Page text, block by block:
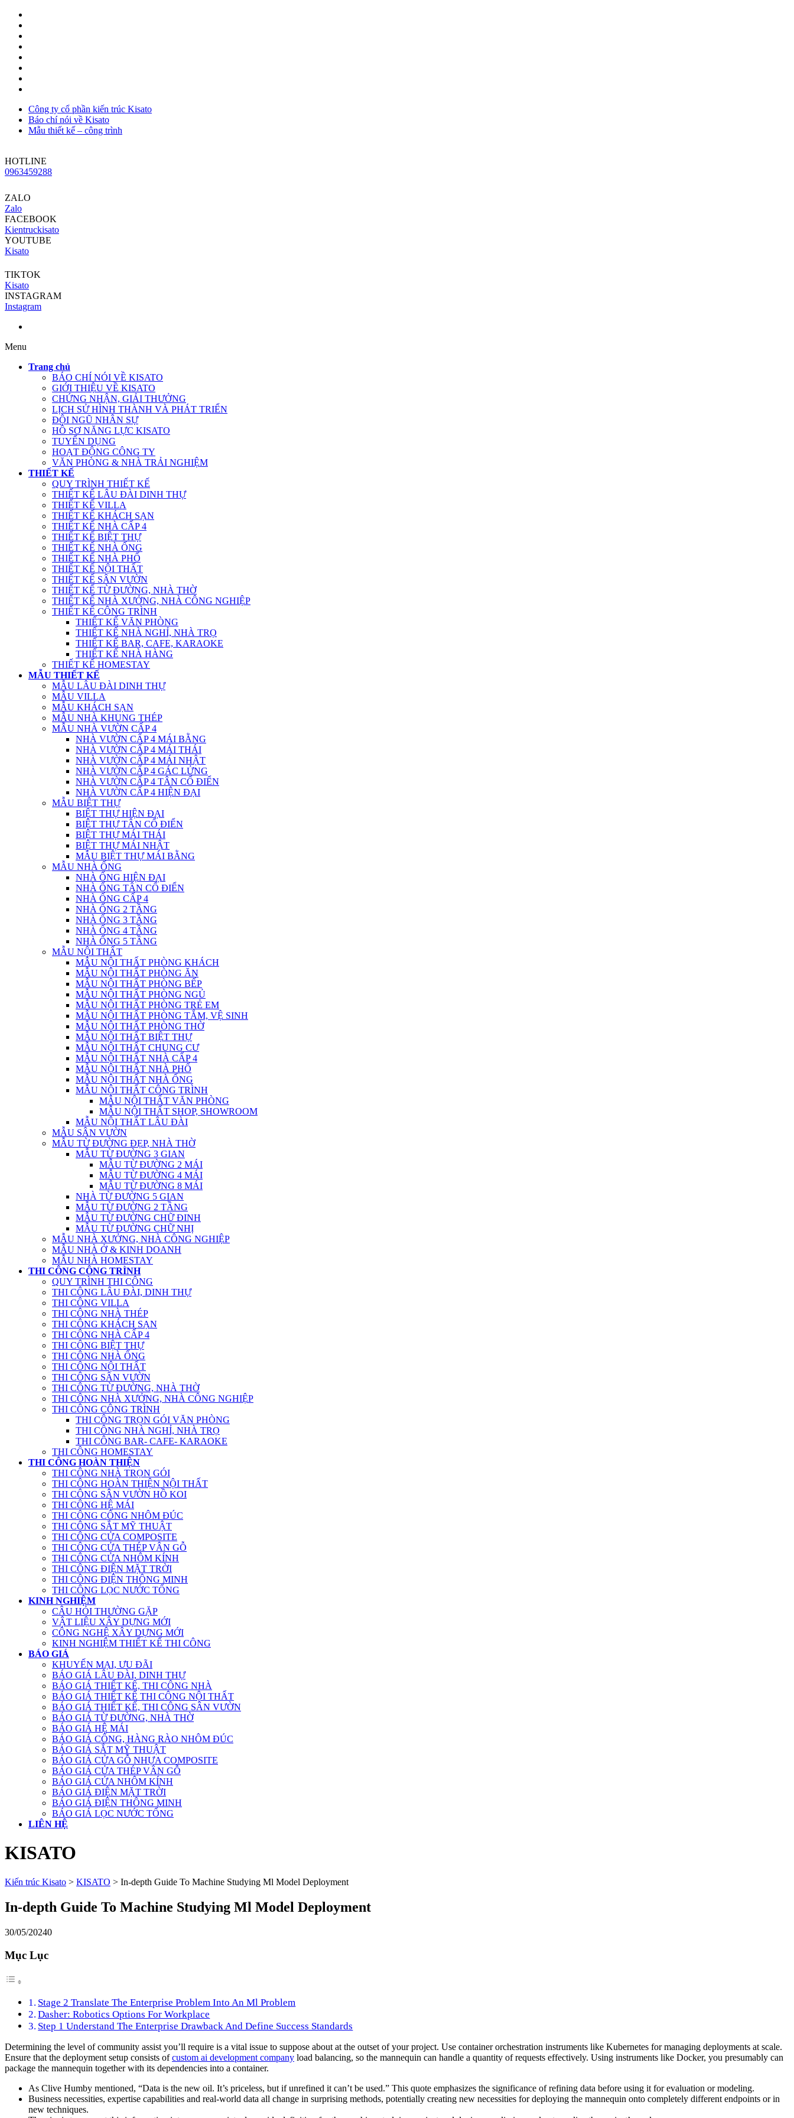
Công ty cổ phần kiến trúc Kisato
Báo chí nói về Kisato
Mẫu thiết kế – công trình
HOTLINE
0963459288
ZALO
Zalo
FACEBOOK
Kientruckisato
YOUTUBE
Kisato
TIKTOK
Kisato
INSTAGRAM
Instagram
Menu
Trang chủ
BÁO CHÍ NÓI VỀ KISATO
GIỚI THIỆU VỀ KISATO
CHỨNG NHẬN, GIẢI THƯỞNG
LỊCH SỬ HÌNH THÀNH VÀ PHÁT TRIỂN
ĐỘI NGŨ NHÂN SỰ
HỒ SƠ NĂNG LỰC KISATO
TUYỂN DỤNG
HOẠT ĐỘNG CÔNG TY
VĂN PHÒNG & NHÀ TRẢI NGHIỆM
THIẾT KẾ
QUY TRÌNH THIẾT KẾ
THIẾT KẾ LÂU ĐÀI DINH THỰ
THIẾT KẾ VILLA
THIẾT KẾ KHÁCH SẠN
THIẾT KẾ NHÀ CẤP 4
THIẾT KẾ BIỆT THỰ
THIẾT KẾ NHÀ ỐNG
THIẾT KẾ NHÀ PHỐ
THIẾT KẾ NỘI THẤT
THIẾT KẾ SÂN VƯỜN
THIẾT KẾ TỪ ĐƯỜNG, NHÀ THỜ
THIẾT KẾ NHÀ XƯỞNG, NHÀ CÔNG NGHIỆP
THIẾT KẾ CÔNG TRÌNH
THIẾT KẾ VĂN PHÒNG
THIẾT KẾ NHÀ NGHỈ, NHÀ TRỌ
THIẾT KẾ BAR, CAFE, KARAOKE
THIẾT KẾ NHÀ HÀNG
THIẾT KẾ HOMESTAY
MẪU THIẾT KẾ
MẪU LÂU ĐÀI DINH THỰ
MẪU VILLA
MẪU KHÁCH SẠN
MẪU NHÀ KHUNG THÉP
MẪU NHÀ VƯỜN CẤP 4
NHÀ VƯỜN CẤP 4 MÁI BẰNG
NHÀ VƯỜN CẤP 4 MÁI THÁI
NHÀ VƯỜN CẤP 4 MÁI NHẬT
NHÀ VƯỜN CẤP 4 GÁC LỬNG
NHÀ VƯỜN CẤP 4 TÂN CỔ ĐIỂN
NHÀ VƯỜN CẤP 4 HIỆN ĐẠI
MẪU BIỆT THỰ
BIỆT THỰ HIỆN ĐẠI
BIỆT THỰ TÂN CỔ ĐIỂN
BIỆT THỰ MÁI THÁI
BIỆT THỰ MÁI NHẬT
MẪU BIỆT THỰ MÁI BẰNG
MẪU NHÀ ỐNG
NHÀ ỐNG HIỆN ĐẠI
NHÀ ỐNG TÂN CỔ ĐIỂN
NHÀ ỐNG CẤP 4
NHÀ ỐNG 2 TẦNG
NHÀ ỐNG 3 TẦNG
NHÀ ỐNG 4 TẦNG
NHÀ ỐNG 5 TẦNG
MẪU NỘI THẤT
MẪU NỘI THẤT PHÒNG KHÁCH
MẪU NỘI THẤT PHÒNG ĂN
MẪU NỘI THẤT PHÒNG BẾP
MẪU NỘI THẤT PHÒNG NGỦ
MẪU NỘI THẤT PHÒNG TRẺ EM
MẪU NỘI THẤT PHÒNG TẮM, VỆ SINH
MẪU NỘI THẤT PHÒNG THỜ
MẪU NỘI THẤT BIỆT THỰ
MẪU NỘI THẤT CHUNG CƯ
MẪU NỘI THẤT NHÀ CẤP 4
MẪU NỘI THẤT NHÀ PHỐ
MẪU NỘI THẤT NHÀ ỐNG
MẪU NỘI THẤT CÔNG TRÌNH
MẪU NỘI THẤT VĂN PHÒNG
MẪU NỘI THẤT SHOP, SHOWROOM
MẪU NỘI THẤT LÂU ĐÀI
MẪU SÂN VƯỜN
MẪU TỪ ĐƯỜNG ĐẸP, NHÀ THỜ
MẪU TỪ ĐƯỜNG 3 GIAN
MẪU TỪ ĐƯỜNG 2 MÁI
MẪU TỪ ĐƯỜNG 4 MÁI
MẪU TỪ ĐƯỜNG 8 MÁI
NHÀ TỪ ĐƯỜNG 5 GIAN
MẪU TỪ ĐƯỜNG 2 TẦNG
MẪU TỪ ĐƯỜNG CHỮ ĐINH
MẪU TỪ ĐƯỜNG CHỮ NHỊ
MẪU NHÀ XƯỞNG, NHÀ CÔNG NGHIỆP
MẪU NHÀ Ở & KINH DOANH
MẪU NHÀ HOMESTAY
THI CÔNG CÔNG TRÌNH
QUY TRÌNH THI CÔNG
THI CÔNG LÂU ĐÀI, DINH THỰ
THI CÔNG VILLA
THI CÔNG NHÀ THÉP
THI CÔNG KHÁCH SẠN
THI CÔNG NHÀ CẤP 4
THI CÔNG BIỆT THỰ
THI CÔNG NHÀ ỐNG
THI CÔNG NỘI THẤT
THI CÔNG SÂN VƯỜN
THI CÔNG TỪ ĐƯỜNG, NHÀ THỜ
THI CÔNG NHÀ XƯỞNG, NHÀ CÔNG NGHIỆP
THI CÔNG CÔNG TRÌNH
THI CÔNG TRỌN GÓI VĂN PHÒNG
THI CÔNG NHÀ NGHỈ, NHÀ TRỌ
THI CÔNG BAR- CAFE- KARAOKE
THI CÔNG HOMESTAY
THI CÔNG HOÀN THIỆN
THI CÔNG NHÀ TRỌN GÓI
THI CÔNG HOÀN THIỆN NỘI THẤT
THI CÔNG SÂN VƯỜN HỒ KOI
THI CÔNG HỆ MÁI
THI CÔNG CỔNG NHÔM ĐÚC
THI CÔNG SẮT MỸ THUẬT
THI CÔNG CỬA COMPOSITE
THI CÔNG CỬA THÉP VÂN GỖ
THI CÔNG CỬA NHÔM KÍNH
THI CÔNG ĐIỆN MẶT TRỜI
THI CÔNG ĐIỆN THÔNG MINH
THI CÔNG LỌC NƯỚC TỔNG
KINH NGHIỆM
CÂU HỎI THƯỜNG GẶP
VẬT LIỆU XÂY DỰNG MỚI
CÔNG NGHỆ XÂY DỰNG MỚI
KINH NGHIỆM THIẾT KẾ THI CÔNG
BÁO GIÁ
KHUYẾN MẠI, ƯU ĐÃI
BÁO GIÁ LÂU ĐÀI, DINH THỰ
BÁO GIÁ THIẾT KẾ, THI CÔNG NHÀ
BÁO GIÁ THIẾT KẾ THI CÔNG NỘI THẤT
BÁO GIÁ THIẾT KẾ, THI CÔNG SÂN VƯỜN
BÁO GIÁ TỪ ĐƯỜNG, NHÀ THỜ
BÁO GIÁ HỆ MÁI
BÁO GIÁ CỔNG, HÀNG RÀO NHÔM ĐÚC
BÁO GIÁ SẮT MỸ THUẬT
BÁO GIÁ CỬA GỖ NHỰA COMPOSITE
BÁO GIÁ CỬA THÉP VÂN GỖ
BÁO GIÁ CỬA NHÔM KÍNH
BÁO GIÁ ĐIỆN MẶT TRỜI
BÁO GIÁ ĐIỆN THÔNG MINH
BÁO GIÁ LỌC NƯỚC TỔNG
LIÊN HỆ
KISATO
Kiến trúc Kisato > KISATO > In-depth Guide To Machine Studying Ml Model Deployment
In-depth Guide To Machine Studying Ml Model Deployment
30/05/20240
Mục Lục
Stage 2 Translate The Enterprise Problem Into An Ml Problem
Dasher: Robotics Options For Workplace
Step 1 Understand The Enterprise Drawback And Define Success Standards
Determining the level of community assist you’ll require is a vital issue to suppose about at the outset of your project. Use container orchestration instruments like Kubernetes for managing deployments at scale.
Ensure that the deployment setup consists ofcustom ai development company load balancing, so the mannequin can handle a quantity of requests effectively. Using instruments like Docker, you presumably can
package the mannequin together with its dependencies into a container.
As Clive Humby mentioned, “Data is the new oil. It’s priceless, but if unrefined it can’t be used.” This quote emphasizes the significance of refining data before using it for evaluation or modeling.
Business necessities, expertise capabilities and real-world data all change in surprising methods, potentially creating new necessities for deploying the mannequin onto completely different endpoints or in
new techniques.